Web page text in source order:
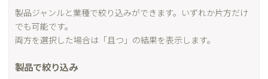
製品ジャンルと業種で絞り込みができます。いずれか片方だけ
でも可能です。
両方を選択した場合は「且つ」の結果を表示します。
製品で絞り込み